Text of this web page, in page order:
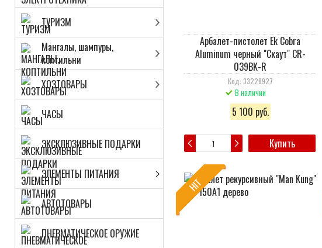
ТУРИЗМ
Мангалы, шампуры,
коптильни
ХОЗТОВАРЫ
ЧАСЫ
ЭКСКЛЮЗИВНЫЕ ПОДАРКИ
ЭЛЕМЕНТЫ ПИТАНИЯ
АВТОТОВАРЫ
ПНЕВМАТИЧЕСКОЕ ОРУЖИЕ
Арбалет-пистолет Ek Cobra
Aluminum черный "Скаут" CR-
039BK-R
Код: 33228927
В наличии
5 100 руб.
Купить
HIT